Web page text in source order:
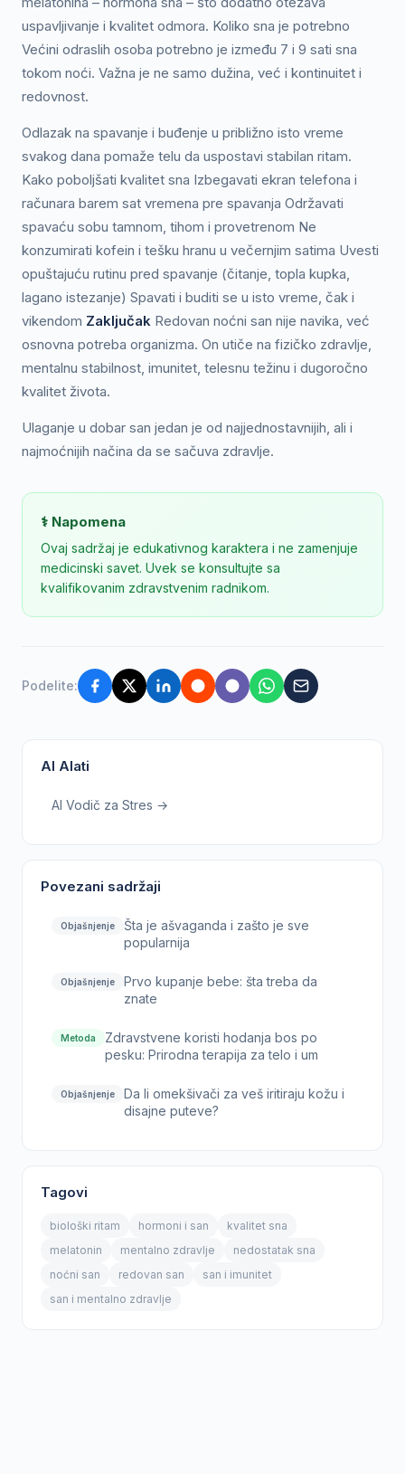
uspavljivanje i kvalitet odmora. Koliko sna je potrebno
Većini odraslih osoba potrebno je između 7 i 9 sati sna
tokom noći. Važna je ne samo dužina, već i kontinuitet i
redovnost.
Odlazak na spavanje i buđenje u približno isto vreme
svakog dana pomaže telu da uspostavi stabilan ritam.
Kako poboljšati kvalitet sna Izbegavati ekran telefona i
računara barem sat vremena pre spavanja Održavati
spavaću sobu tamnom, tihom i provetrenom Ne
konzumirati kofein i tešku hranu u večernjim satima Uvesti
opuštajuću rutinu pred spavanje (čitanje, topla kupka,
lagano istezanje) Spavati i buditi se u isto vreme, čak i
vikendom Zaključak Redovan noćni san nije navika, već
osnovna potreba organizma. On utiče na fizičko zdravlje,
mentalnu stabilnost, imunitet, telesnu težinu i dugoročno
kvalitet života.
Ulaganje u dobar san jedan je od najjednostavnijih, ali i
najmoćnijih načina da se sačuva zdravlje.
⚕️ Napomena
Ovaj sadržaj je edukativnog karaktera i ne zamenjuje
medicinski savet. Uvek se konsultujte sa
kvalifikovanim zdravstvenim radnikom.
Podelite:
AI Alati
AI Vodič za Stres →
Povezani sadržaji
Objašnjenje
Šta je ašvaganda i zašto je sve
popularnija
Objašnjenje
Prvo kupanje bebe: šta treba da
znate
Metoda
Zdravstvene koristi hodanja bos po
pesku: Prirodna terapija za telo i um
Objašnjenje
Da li omekšivači za veš iritiraju kožu i
disajne puteve?
Tagovi
biološki ritam hormoni i san
kvalitet sna
melatonin
mentalno zdravlje
nedostatak sna
noćni san
redovan san
san i imunitet
san i mentalno zdravlje